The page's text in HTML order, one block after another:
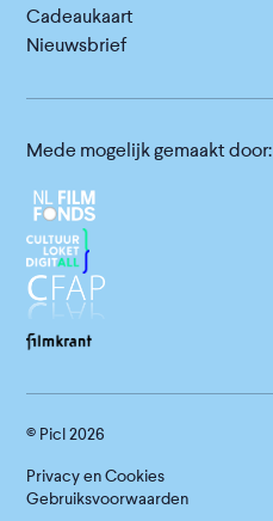
Cadeaukaart
Nieuwsbrief
Mede mogelijk gemaakt door:
© Picl2026
Privacy en Cookies
Gebruiksvoorwaarden